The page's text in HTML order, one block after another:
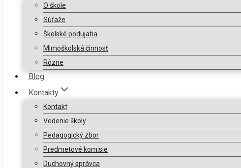
O škole
Súťaže
Školské podujatia
Mimoškolská činnosť
Rôzne
Blog
Kontakty
Kontakt
Vedenie školy
Pedagogický zbor
Predmetové komisie
Duchovný správca